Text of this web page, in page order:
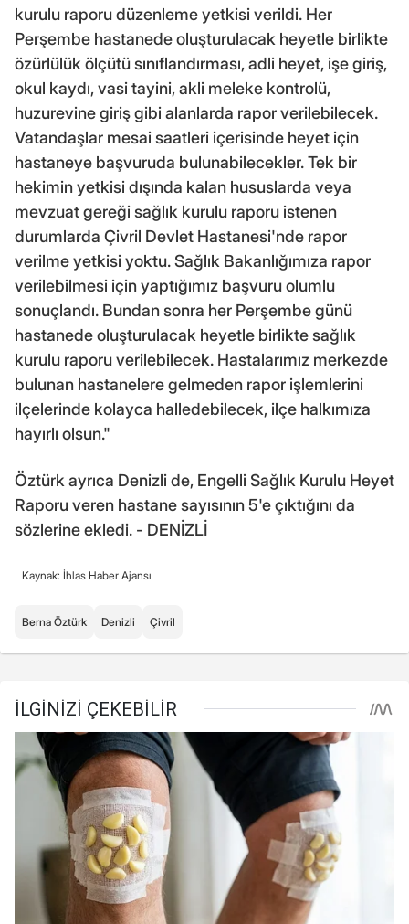
kurulu raporu düzenleme yetkisi verildi. Her
Perşembe hastanede oluşturulacak heyetle birlikte
özürlülük ölçütü sınıflandırması, adli heyet, işe giriş,
okul kaydı, vasi tayini, akli meleke kontrolü,
huzurevine giriş gibi alanlarda rapor verilebilecek.
Vatandaşlar mesai saatleri içerisinde heyet için
hastaneye başvuruda bulunabilecekler. Tek bir
hekimin yetkisi dışında kalan hususlarda veya
mevzuat gereği sağlık kurulu raporu istenen
durumlarda Çivril Devlet Hastanesi'nde rapor
verilme yetkisi yoktu. Sağlık Bakanlığımıza rapor
verilebilmesi için yaptığımız başvuru olumlu
sonuçlandı. Bundan sonra her Perşembe günü
hastanede oluşturulacak heyetle birlikte sağlık
kurulu raporu verilebilecek. Hastalarımız merkezde
bulunan hastanelere gelmeden rapor işlemlerini
ilçelerinde kolayca halledebilecek, ilçe halkımıza
hayırlı olsun."
Öztürk ayrıca Denizli de, Engelli Sağlık Kurulu Heyet
Raporu veren hastane sayısının 5'e çıktığını da
sözlerine ekledi. - DENİZLİ
Kaynak: İhlas Haber Ajansı
Berna Öztürk Denizli Çivril